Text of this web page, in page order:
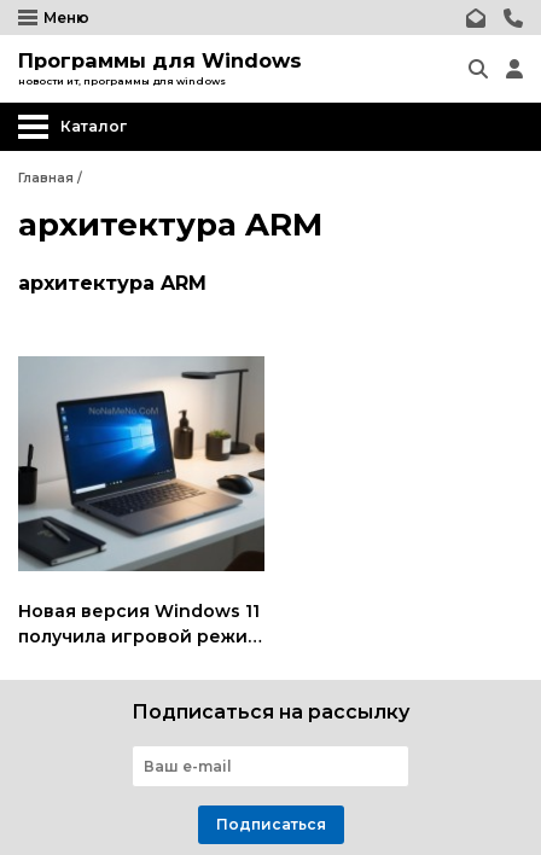
Меню
Программы для Windows
новости ит, программы для windows
Каталог
Главная /
архитектура ARM
архитектура ARM
Новая версия Windows 11
получила игровой режим
улучшения
Подписаться на рассылку
Подписаться